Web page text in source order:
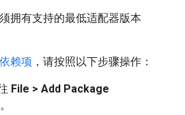
拥有支持的最低适配器版本
赖项 ，请按照以下步骤操作：
File > Add Package
。